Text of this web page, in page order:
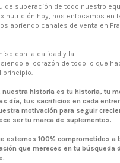
de superación de todo nuestro
nutrición hoy, nos enfocamos en
abriendo canales de venta en
con la calidad y la
el corazón de todo lo que
principio.
nuestra historia es tu historia, tu
día, tus sacrificios en cada
motivación para seguir
ser tu marca de suplementos.
estemos 100% comprometidos a
que mereces en tu búsqueda